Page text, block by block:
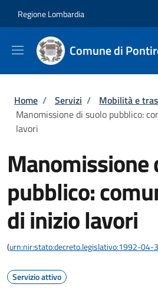
Regione Lombardia
Comune di
Briciole di pane
Home / Servizi / Mobilità e
Manomissione di suolo pubblico:
lavori
Manomissione
pubblico:
di inizio lavori
(urn:nir:stato:decreto.legislativo:1992-04-
Servizio attivo